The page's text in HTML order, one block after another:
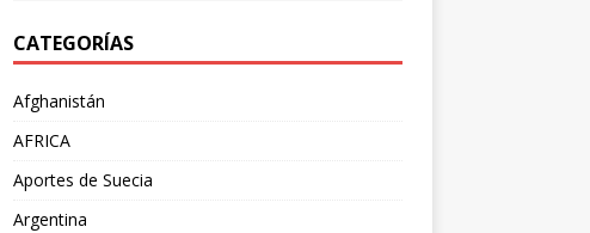
CATEGORÍAS
Afghanistán
AFRICA
Aportes de Suecia
Argentina